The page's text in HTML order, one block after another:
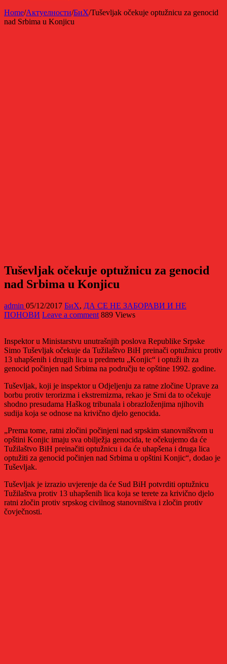
Home/Актуелности/БиХ/Tuševljak očekuje optužnicu za genocid
nad Srbima u Konjicu
Tuševljak očekuje optužnicu za genocid
nad Srbima u Konjicu
admin 05/12/2017 БиХ, ДА СЕ НЕ ЗАБОРАВИ И НЕ
ПОНОВИ Leave a comment 889 Views
Inspektor u Ministarstvu unutrašnjih poslova Republike Srpske
Simo Tuševljak očekuje da Tužilaštvo BiH preinači optužnicu protiv
13 uhapšenih i drugih lica u predmetu „Konjic“ i optuži ih za
genocid počinjen nad Srbima na području te opštine 1992. godine.
Tuševljak, koji je inspektor u Odjeljenju za ratne zločine Uprave za
borbu protiv terorizma i ekstremizma, rekao je Srni da to očekuje
shodno presudama Haškog tribunala i obrazloženjima njihovih
sudija koja se odnose na krivično djelo genocida.
„Prema tome, ratni zločini počinjeni nad srpskim stanovništvom u
opštini Konjic imaju sva obilježja genocida, te očekujemo da će
Tužilaštvo BiH preinačiti optužnicu i da će uhapšena i druga lica
optužiti za genocid počinjen nad Srbima u opštini Konjic“, dodao je
Tuševljak.
Tuševljak je izrazio uvjerenje da će Sud BiH potvrditi optužnicu
Tužilaštva protiv 13 uhapšenih lica koja se terete za krivično djelo
ratni zločin protiv srpskog civilnog stanovništva i zločin protiv
čovječnosti.